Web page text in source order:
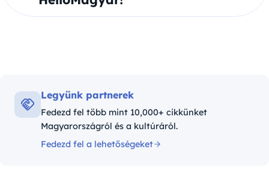
Legyünk partnerek
Fedezd fel több mint 10,000+ cikkünket
Magyarországról és a kultúráról.
Fedezd fel a lehetőségeket